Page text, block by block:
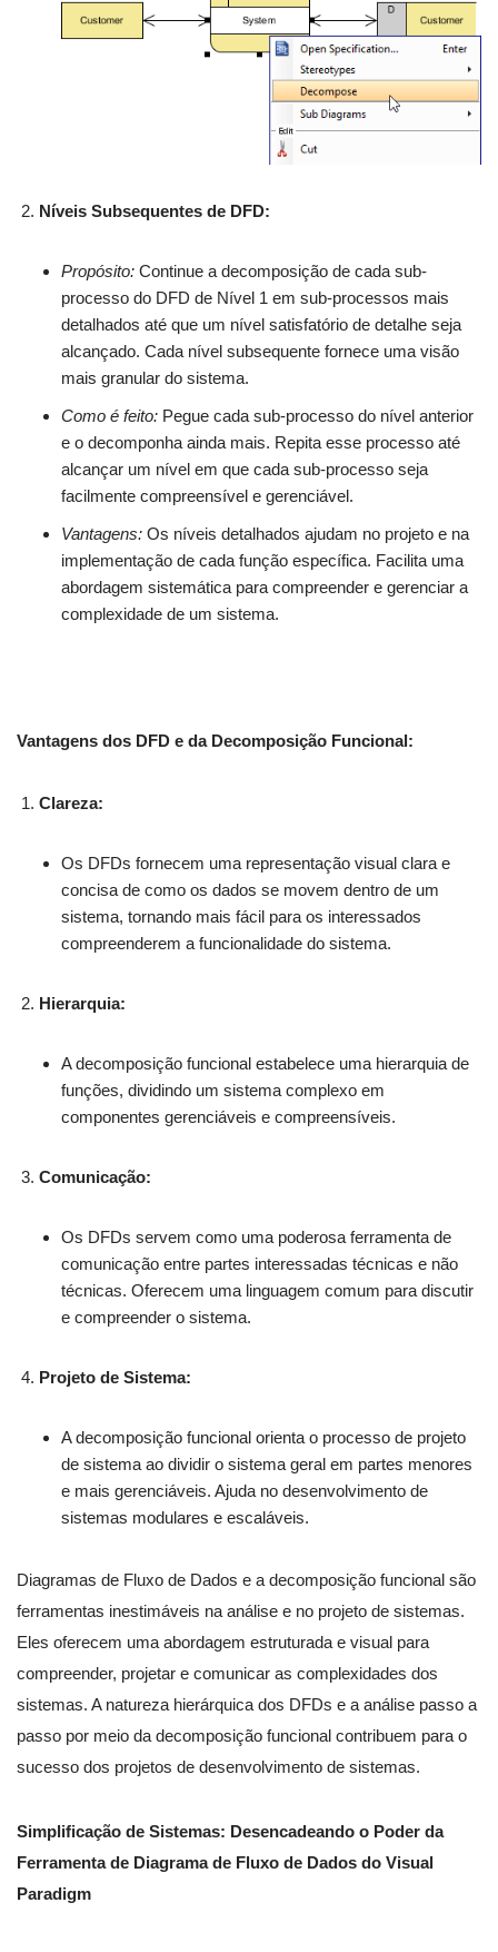
Níveis Subsequentes de DFD:
Propósito: Continue a decomposição de cada sub-
processo do DFD de Nível 1 em sub-processos mais
detalhados até que um nível satisfatório de detalhe seja
alcançado. Cada nível subsequente fornece uma visão
mais granular do sistema.
Como é feito: Pegue cada sub-processo do nível anterior
e o decomponha ainda mais. Repita esse processo até
alcançar um nível em que cada sub-processo seja
facilmente compreensível e gerenciável.
Vantagens: Os níveis detalhados ajudam no projeto e na
implementação de cada função específica. Facilita uma
abordagem sistemática para compreender e gerenciar a
complexidade de um sistema.
Vantagens dos DFD e da Decomposição Funcional:
Clareza:
Os DFDs fornecem uma representação visual clara e
concisa de como os dados se movem dentro de um
sistema, tornando mais fácil para os interessados
compreenderem a funcionalidade do sistema.
Hierarquia:
A decomposição funcional estabelece uma hierarquia de
funções, dividindo um sistema complexo em
componentes gerenciáveis e compreensíveis.
Comunicação:
Os DFDs servem como uma poderosa ferramenta de
comunicação entre partes interessadas técnicas e não
técnicas. Oferecem uma linguagem comum para discutir
e compreender o sistema.
Projeto de Sistema:
A decomposição funcional orienta o processo de projeto
de sistema ao dividir o sistema geral em partes menores
e mais gerenciáveis. Ajuda no desenvolvimento de
sistemas modulares e escaláveis.
Diagramas de Fluxo de Dados e a decomposição funcional são
ferramentas inestimáveis na análise e no projeto de sistemas.
Eles oferecem uma abordagem estruturada e visual para
compreender, projetar e comunicar as complexidades dos
sistemas. A natureza hierárquica dos DFDs e a análise passo a
passo por meio da decomposição funcional contribuem para o
sucesso dos projetos de desenvolvimento de sistemas.
Simplificação de Sistemas: Desencadeando o Poder da
Ferramenta de Diagrama de Fluxo de Dados do Visual
Paradigm